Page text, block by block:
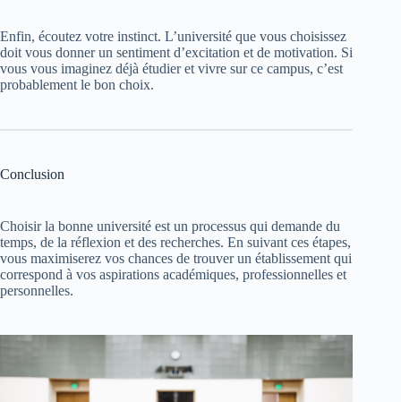
Enfin, écoutez votre instinct. L’université que vous choisissez
doit vous donner un sentiment d’excitation et de motivation. Si
vous vous imaginez déjà étudier et vivre sur ce campus, c’est
probablement le bon choix.
Conclusion
Choisir la bonne université est un processus qui demande du
temps, de la réflexion et des recherches. En suivant ces étapes,
vous maximiserez vos chances de trouver un établissement qui
correspond à vos aspirations académiques, professionnelles et
personnelles.